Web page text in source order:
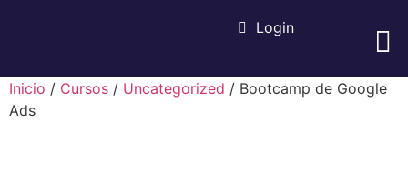
Login
Inicio / Cursos / Uncategorized / Bootcamp de Google
Ads